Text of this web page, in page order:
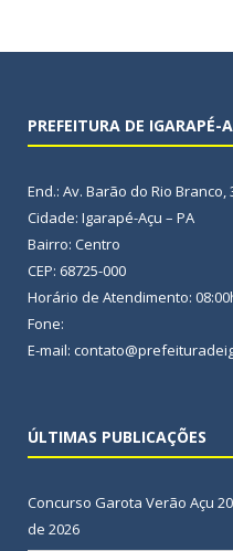
PREFEITURA DE IGARAPÉ-
End.: Av. Barão do Rio Branco,
Cidade: Igarapé-Açu – PA
Bairro: Centro
CEP: 68725-000
Horário de Atendimento:
Fone:
E-mail:
ÚLTIMAS PUBLICAÇÕES
Concurso Garota Verão Açu
de 2026